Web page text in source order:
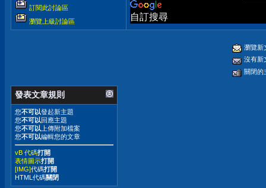
訂閱此討論區
瀏覽上級討論區
自訂搜尋
瀏覽新
沒有新
關閉的
發表文章規則
您不可以發起新主題
您不可以回應主題
您不可以 上傳附加檔案
您不可以編輯您的文章
vB 代碼打開
表情圖示打開
[IMG]代碼打開
HTML代碼關閉